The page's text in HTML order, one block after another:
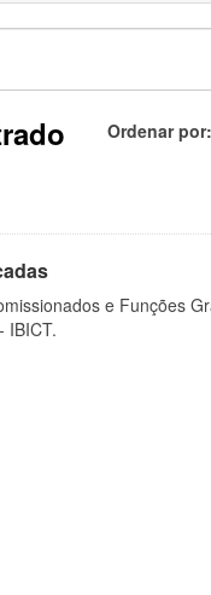
Ordenar por
e Funções
IBICT.